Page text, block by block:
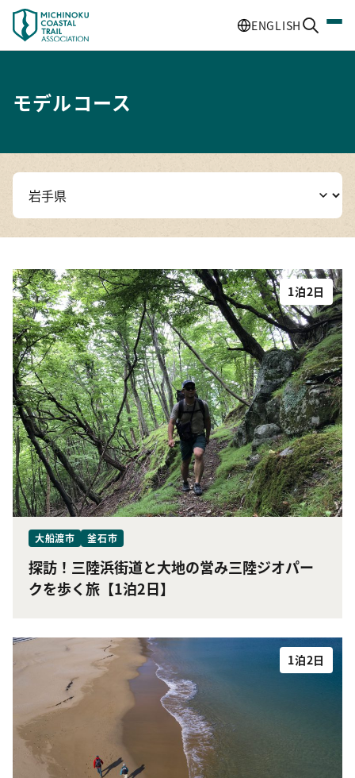
ENGLISH
モデルコース
1泊2日
大船渡市 釜石市
探訪！三陸浜街道と大地の営み三陸ジオパー
クを歩く旅【1泊2日】
1泊2日